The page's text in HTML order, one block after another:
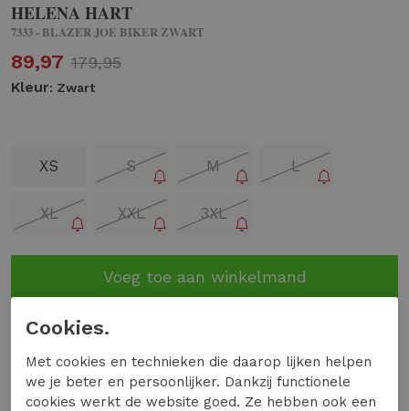
HELENA HART
7333 - BLAZER JOE BIKER ZWART
89,97 179,95
Kleur: Zwart
XS S M L
XL XXL 3XL
Voeg toe aan winkelmand
9.2
Uit 11697 Beoordelingen
Cookies.
Met cookies en technieken die daarop lijken helpen
we je beter en persoonlijker. Dankzij functionele
cookies werkt de website goed. Ze hebben ook een